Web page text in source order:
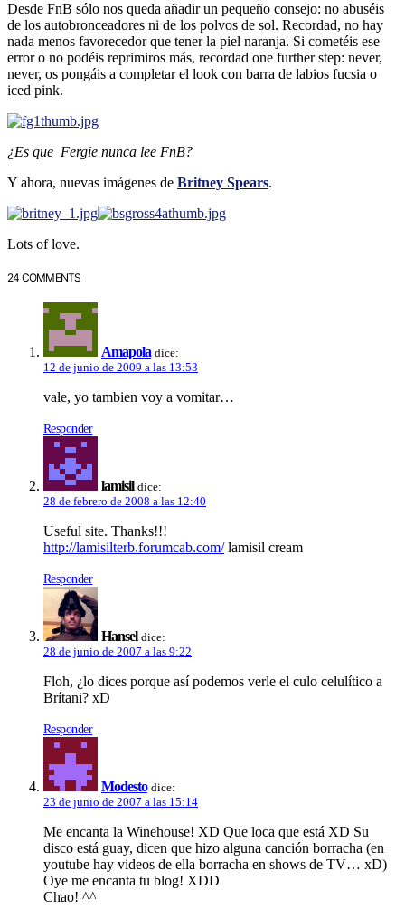
Desde FnB sólo nos queda añadir un pequeño consejo: no abuséis
de los autobronceadores ni de los polvos de sol. Recordad, no hay
nada menos favorecedor que tener la piel naranja. Si cometéis ese
error o no podéis reprimiros más, recordad one further step: never,
never, os pongáis a completar el look con barra de labios fucsia o
iced pink.
¿Es que Fergie nunca lee FnB?
Y ahora, nuevas imágenes de Britney Spears.
Lots of love.
24 COMMENTS
Amapola dice:
12 de junio de 2009 a las 13:53
vale, yo tambien voy a vomitar…
Responder
lamisil dice:
28 de febrero de 2008 a las 12:40
Useful site. Thanks!!!
http://lamisilterb.forumcab.com/lamisil cream
Responder
Hansel dice:
28 de junio de 2007 a las 9:22
Floh, ¿lo dices porque así­ podemos verle el culo celulí­tico a
Brí­tani? xD
Responder
Modesto dice:
23 de junio de 2007 a las 15:14
Me encanta la Winehouse! XD Que loca que está XD Su
disco está guay, dicen que hizo alguna canción borracha (en
youtube hay videos de ella borracha en shows de TV… xD)
Oye me encanta tu blog! XDD
Chao! ^^